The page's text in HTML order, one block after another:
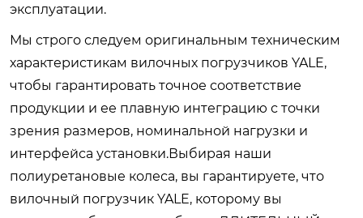
эксплуатации.
Мы строго следуем оригинальным техническим
характеристикам вилочных погрузчиков YALE,
чтобы гарантировать точное соответствие
продукции и ее плавную интеграцию с точки
зрения размеров, номинальной нагрузки и
интерфейса установки.Выбирая наши
полиуретановые колеса, вы гарантируете, что
вилочный погрузчик YALE, которому вы